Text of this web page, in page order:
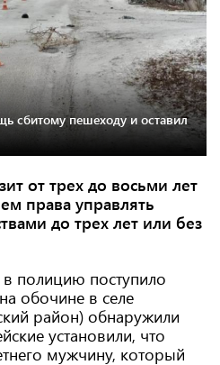
сбитому пешеходу и оставил
от трех до восьми лет
права управлять
до трех лет или без
полицию поступило
обочине в селе
район) обнаружили
установили, что
мужчину, который